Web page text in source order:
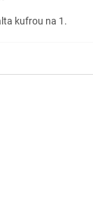
kufrou na 1.